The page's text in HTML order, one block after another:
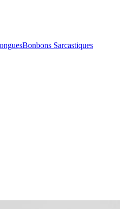
Bonbons Sarcastiques